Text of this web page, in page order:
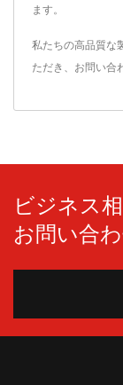
ます。
私たちの高品質な
ただき、 お問い合
ビジネス
お問い合